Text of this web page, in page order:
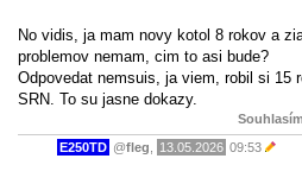
No vidis, ja mam novy kotol 8 rokov a
problemov nemam, cim to asi bude?
Odpovedat nemsuis, ja viem, robil si 15
SRN. To su jasne dokazy.
E250TD @fleg 13.05.2026 09:53